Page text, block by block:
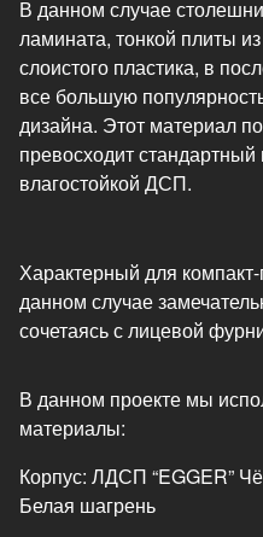
В данном случае
ламината, тонкой плиты
слоистого пластика, в
все большую
дизайна. Этот материал
превосходит
влагостойкой ДСП.
Характерный для
данном случае
сочетаясь с лицевой
В данном проекте мы
материалы:
Корпус: ЛДСП “EGGER”
Белая шагрень